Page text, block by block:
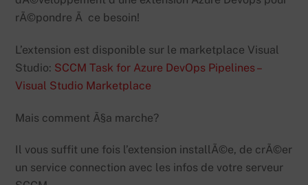
rÃ©pondre Ã ce besoin!
L’extension est disponible sur le marketplace Visual
Studio: SCCM Task for Azure DevOps Pipelines –
Visual Studio Marketplace
Mais comment Ã§a marche?
Il vous suffit une fois l’extension installÃ©e, de crÃ©er
un service connection avec les infos de votre serveur